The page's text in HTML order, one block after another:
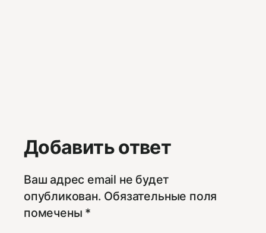
Добавить ответ
Ваш адрес email не будет
опубликован. Обязательные поля
помечены *